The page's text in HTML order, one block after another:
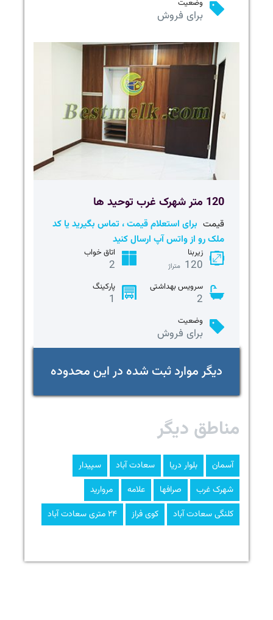
وضعیت
برای فروش
120 متر شهرک غرب توحید ها
قیمت برای استعلام قیمت ، تماس بگیرید یا کد
ملک رو از واتس آپ ارسال کنید
زیربنا
120 متراژ
اتاق خواب
2
سرویس بهداشتی
2
پارکینگ
1
وضعیت
برای فروش
دیگر موارد ثبت شده در این محدوده
مناطق دیگر
آسمان بلوار دریا سعادت آباد
سپیدار
شهرک غرب
صرافها علامه
مروارید
کلنگی سعادت آباد
کوی فراز ۲۴ متری سعادت آباد